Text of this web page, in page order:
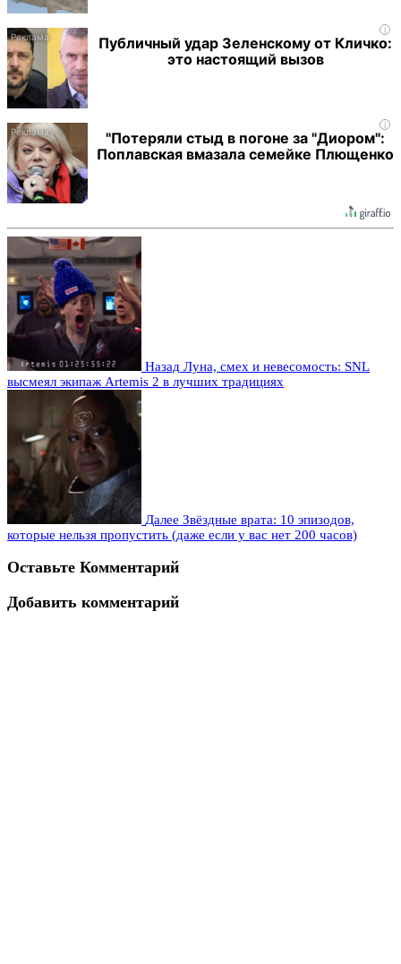
i
Публичный удар Зеленскому от Кличко:
это настоящий вызов
i
"Потеряли стыд в погоне за "Диором":
Поплавская вмазала семейке Плющенко
Назад Луна, смех и невесомость: SNL
высмеял экипаж Artemis 2 в лучших традициях
Далее Звёздные врата: 10 эпизодов,
которые нельзя пропустить (даже если у вас нет 200 часов)
Оставьте Комментарий
Добавить комментарий